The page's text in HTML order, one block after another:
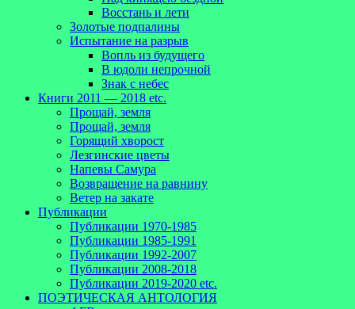
Восстань и лети
Золотые подпалины
Испытание на разрыв
Вопль из будущего
В юдоли непрочной
Знак с небес
Книги 2011 — 2018 etc.
Прощай, земля
Прощай, земля
Горящий хворост
Лезгинские цветы
Напевы Самура
Возвращение на равнину
Ветер на закате
Публикации
Публикации 1970-1985
Публикации 1985-1991
Публикации 1992-2007
Публикации 2008-2018
Публикации 2019-2020 etc.
ПОЭТИЧЕСКАЯ АНТОЛОГИЯ